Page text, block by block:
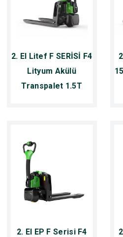
2. El Litef F SERİSİ F4
Lityum Akülü
Transpalet 1.5T
2. El EP F Serisi F4